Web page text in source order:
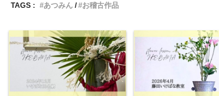
TAGS :
あつみん お稽古作品